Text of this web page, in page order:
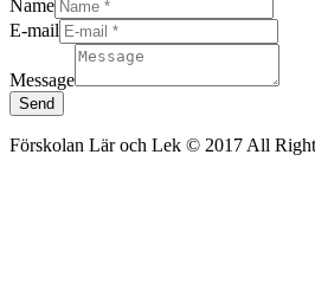
Name
E-mail
Message
Send
Förskolan Lär och Lek © 2017 All